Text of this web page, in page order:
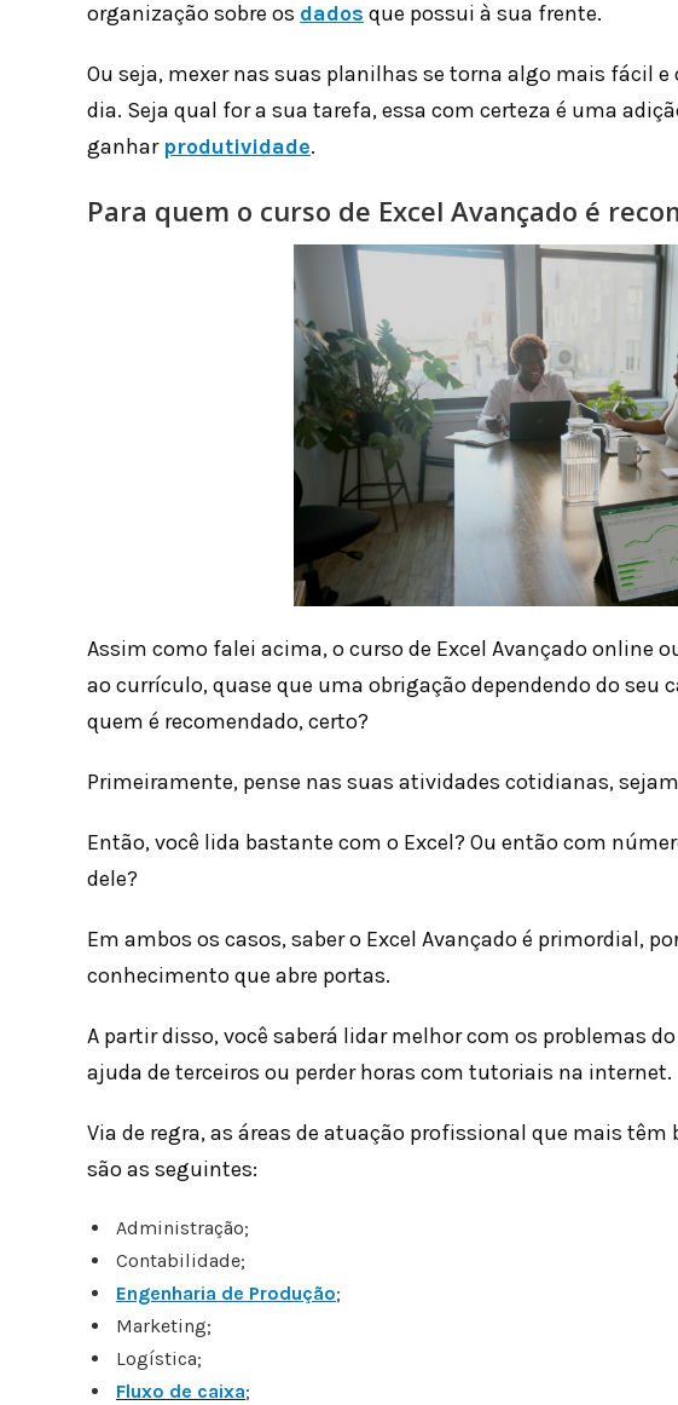
organização sobre os dados que possui à sua frente.
Ou seja, mexer nas suas planilhas se torna algo mais fácil
dia. Seja qual for a sua tarefa, essa com certeza é uma
ganhar produtividade.
Para quem o curso de Excel Avançado é
Assim como falei acima, o curso de Excel Avançado online
ao currículo, quase que uma obrigação dependendo do seu
quem é recomendado, certo?
Primeiramente, pense nas suas atividades cotidianas,
Então, você lida bastante com o Excel? Ou então com
dele?
Em ambos os casos, saber o Excel Avançado é primordial,
conhecimento que abre portas.
A partir disso, você saberá lidar melhor com os problemas
ajuda de terceiros ou perder horas com tutoriais na internet.
Via de regra, as áreas de atuação profissional que mais
são as seguintes:
Administração;
Contabilidade;
Engenharia de Produção;
Marketing;
Logística;
Fluxo de caixa;